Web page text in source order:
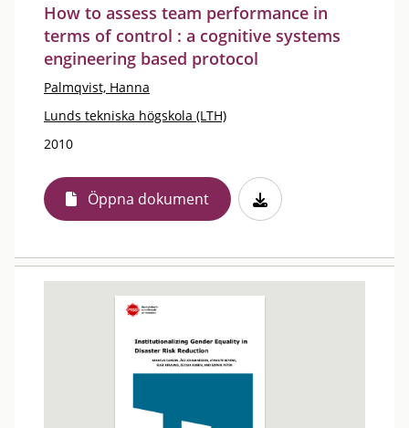
How to assess team performance in
terms of control : a cognitive systems
engineering based protocol
Palmqvist, Hanna
Lunds tekniska högskola (LTH)
2010
Öppna dokument